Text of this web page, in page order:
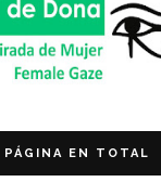
EN TOTAL